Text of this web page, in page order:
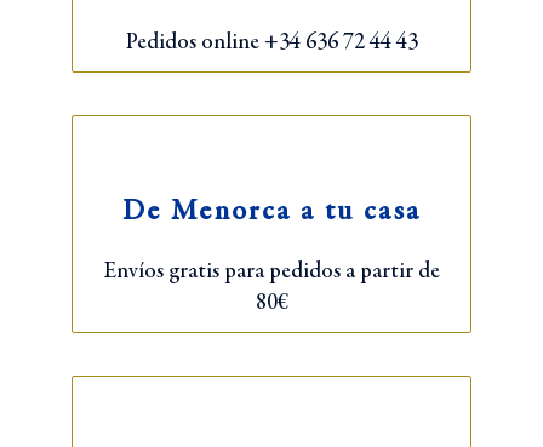
Pedidos online +34 636 72 44 43
De Menorca a tu casa
Envíos gratis para pedidos a partir de
80€